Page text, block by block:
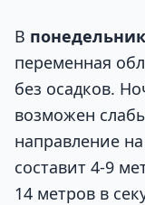
В
переменная
без осадков.
возможен
направление
составит 4-9
14 метров в